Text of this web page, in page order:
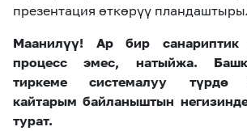
презентация өткөрүү
Маанилүү! Ар бир
процесс эмес, натыйжа.
тиркеме системалуу түрдө
кайтарым байланыштын
турат.